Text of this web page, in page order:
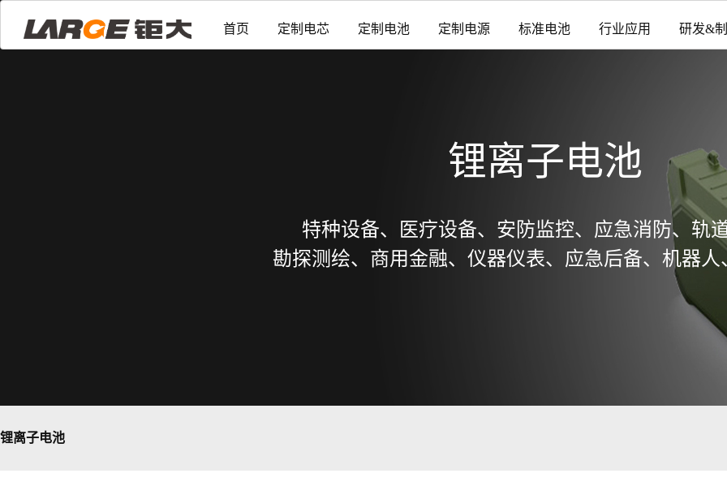
首页 定制电芯 定制电池 定制电源 标准电池 行业应用 研发&
锂离子电池
特种设备、医疗设备、安防监控、应急消防、轨
勘探测绘、商用金融、仪器仪表、应急后备、机器人
锂离子电池